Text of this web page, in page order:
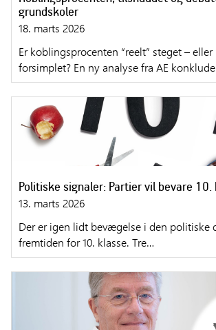
grundskoler
18. marts 2026
Er koblingsprocenten “reelt” steget –
forsimplet? En ny analyse fra AE
Politiske signaler: Partier vil bevare 10.
13. marts 2026
Der er igen lidt bevægelse i den politiske
fremtiden for 10. klasse. Tre…